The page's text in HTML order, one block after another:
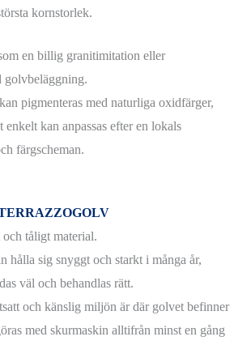
kornstorlek.
en billig granitimitation eller
pigmenteras med naturliga oxidfärger,
kan anpassas efter en lokals
färgscheman.
tåligt material.
hålla sig snyggt och starkt i många år,
väl och behandlas rätt.
och känslig miljön är där golvet befinner
med skurmaskin alltifrån minst en gång